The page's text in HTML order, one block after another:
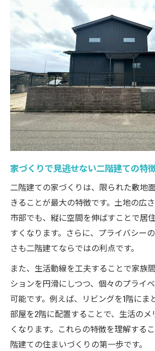
び
二階建て家づくりで重視す
工夫
人気の二階建て間取り例と家
ト
家づくり初心者向け 二階建
しゃれ実例
二階建て住宅で後悔しない間
ツ
コスパ重視で叶える二階建て住
家づくり費用を抑える二階建
コスパ重視の家づくり 間取
び方
二階建て家づくりで知って
場
家づくり初心者必見 無駄の
設計術
効率的な家づくりで実現する
て住宅
将来の安心を見据えた二階建て住
家づくりで考える二階建ての
家づくりで見逃せない二階建ての特
二階建ての家づくりは、限られた敷地
きることが最大の特徴です。土地の広
市部でも、縦に空間を伸ばすことで居
すくなります。さらに、プライバシー
さも二階建てならではの利点です。
また、生活動線を工夫することで家族
ションを円滑にしつつ、個々のプライ
可能です。例えば、リビングを1階にま
部屋を2階に配置することで、生活のメ
くなります。これらの特徴を理解する
階建ての住まいづくりの第一歩です。